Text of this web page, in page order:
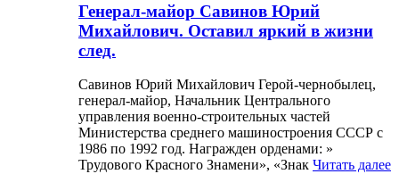
Генерал-майор Савинов Юрий
Михайлович. Оставил яркий в жизни
след.
Савинов Юрий Михайлович Герой-чернобылец,
генерал-майор, Начальник Центрального
управления военно-строительных частей
Министерства среднего машиностроения СССР с
1986 по 1992 год. Награжден орденами: »
Трудового Красного Знамени», «Знак Читать далее